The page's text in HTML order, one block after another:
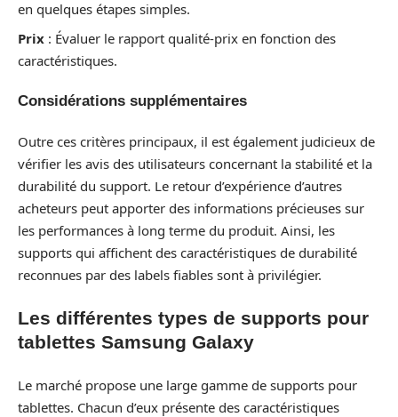
en quelques étapes simples.
Prix : Évaluer le rapport qualité-prix en fonction des
caractéristiques.
Considérations supplémentaires
Outre ces critères principaux, il est également judicieux de
vérifier les avis des utilisateurs concernant la stabilité et la
durabilité du support. Le retour d’expérience d’autres
acheteurs peut apporter des informations précieuses sur
les performances à long terme du produit. Ainsi, les
supports qui affichent des caractéristiques de durabilité
reconnues par des labels fiables sont à privilégier.
Les différentes types de supports pour
tablettes Samsung Galaxy
Le marché propose une large gamme de supports pour
tablettes. Chacun d’eux présente des caractéristiques